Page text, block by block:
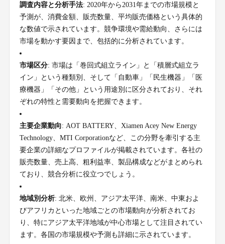
調査内容と分析手法: 2020年から2031年までの市場規模と
予測が、消費金額、販売数量、平均販売価格という具体的
な数値で示されています。競争環境や需給動向、さらには
市場を動かす要因まで、包括的に分析されています。
市場区分: 市場は「巻回式組立ライン」と「積層式組立ラ
イン」という種類別、そして「自動車」「民生機器」「医
療機器」「その他」という用途別に区分されており、それ
ぞれの特性と需要動向を把握できます。
主要企業動向: AOT BATTERY、Xiamen Acey New Energy
Technology、MTI Corporationなど、この分野を牽引する主
要企業の詳細なプロファイルが掲載されています。各社の
販売数量、売上高、粗利益率、製品構成などがまとめられ
ており、競合分析に役立つでしょう。
地域別分析: 北米、欧州、アジア太平洋、南米、中東およ
びアフリカといった地域ごとの市場動向が分析されてお
り、特にアジア太平洋地域が中心市場として注目されてい
ます。各国の市場規模や予測も詳細に示されています。